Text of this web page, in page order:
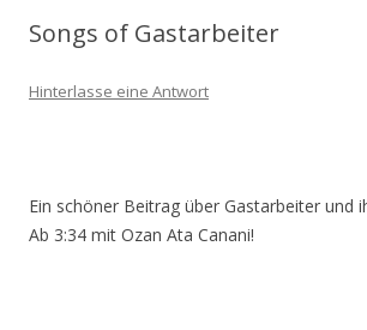
Songs of Gastarbeiter
Hinterlasse eine Antwort
Ein schöner Beitrag über Gastarbeiter und
Ab 3:34 mit Ozan Ata Canani!